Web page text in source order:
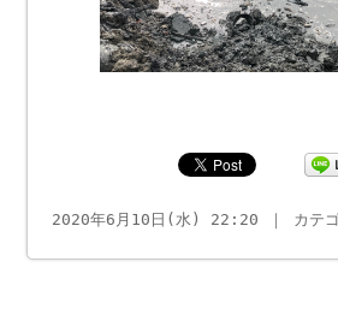
2020年6月10日(水) 22:20 ｜ カテ